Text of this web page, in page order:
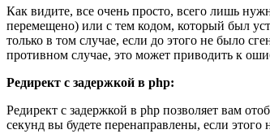
Как видите, все очень просто, всего лишь
перемещено) или с тем кодом, который был
только в том случае, если до этого не было
противном случае, это может приводить к
Редирект с задержкой в php:
Редирект с задержкой в php позволяет вам
секунд вы будете перенаправлены, если